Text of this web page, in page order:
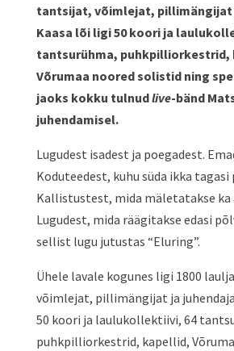
tantsijat, võimlejat, pillimängijat
Kaasa lõi ligi 50 koori ja
tantsurühma, puhkpilliorkestrid,
Võrumaa noored solistid ning
jaoks kokku tulnudlive-bänd
juhendamisel.
Lugudest isadest ja poegadest.
Koduteedest, kuhu süda ikka tagasi
Kallistustest, mida mäletatakse ka
Lugudest, mida räägitakse edasi
sellist lugu jutustas “Eluring”.
Ühele lavale kogunes ligi 1800
võimlejat, pillimängijat ja
50 koori ja laulukollektiivi, 64
puhkpilliorkestrid, kapellid,